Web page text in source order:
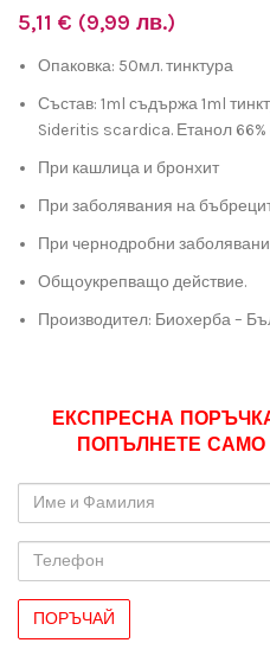
5,11 € (9,99 лв.)
Опаковка: 50мл. тинктура
Състав: 1ml съдържа 1ml
Sideritis scardica. Етанол 66%
При кашлица и бронхит
При заболявания на
При чернодробни
Общоукрепващо действие.
Производител: Биохерба –
ЕКСПРЕСНА
ПОПЪЛНЕТЕ САМО
Име
и
Фамилия
Телефон